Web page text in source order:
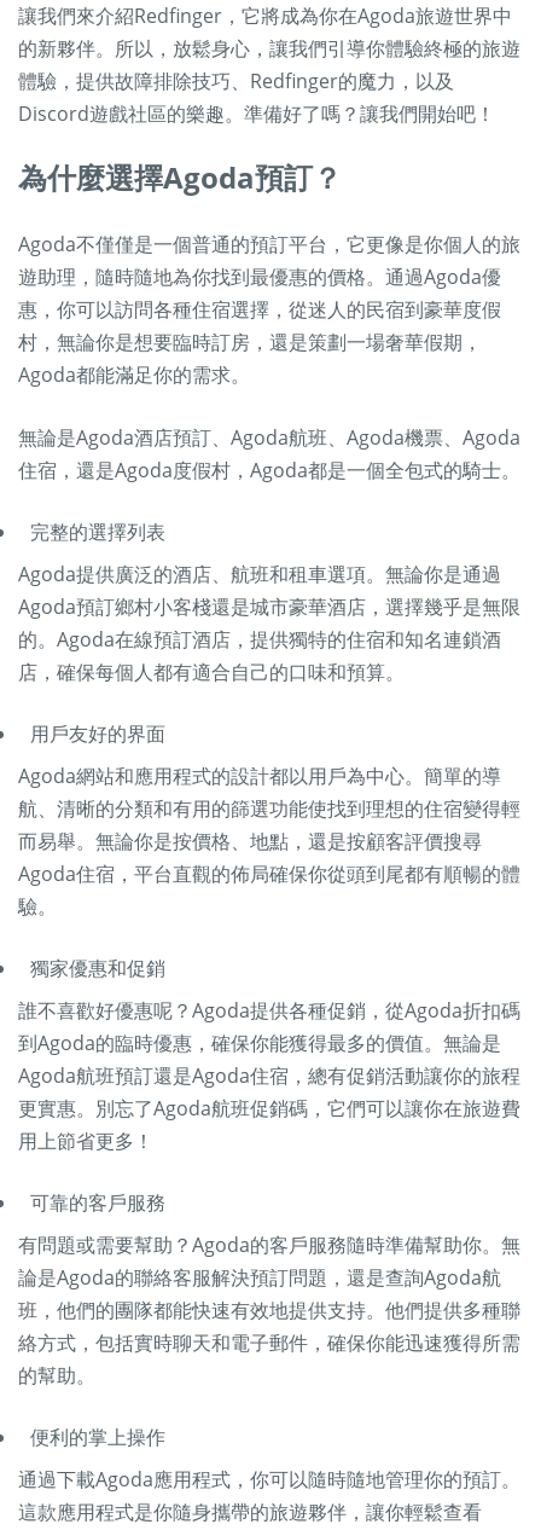
讓我們來介紹Redfinger，它將成為你在Agoda旅遊世界中
的新夥伴。所以，放鬆身心，讓我們引導你體驗終極的旅遊
體驗，提供故障排除技巧、Redfinger的魔力，以及
Discord遊戲社區的樂趣。準備好了嗎？讓我們開始吧！
為什麼選擇Agoda預訂？
Agoda不僅僅是一個普通的預訂平台，它更像是你個人的旅
遊助理，隨時隨地為你找到最優惠的價格。通過Agoda優
惠，你可以訪問各種住宿選擇，從迷人的民宿到豪華度假
村，無論你是想要臨時訂房，還是策劃一場奢華假期，
Agoda都能滿足你的需求。
無論是Agoda酒店預訂、Agoda航班、Agoda機票、Agoda
住宿，還是Agoda度假村，Agoda都是一個全包式的騎士。
完整的選擇列表
Agoda提供廣泛的酒店、航班和租車選項。無論你是通過
Agoda預訂鄉村小客棧還是城市豪華酒店，選擇幾乎是無限
的。Agoda在線預訂酒店，提供獨特的住宿和知名連鎖酒
店，確保每個人都有適合自己的口味和預算。
用戶友好的界面
Agoda網站和應用程式的設計都以用戶為中心。簡單的導
航、清晰的分類和有用的篩選功能使找到理想的住宿變得輕
而易舉。無論你是按價格、地點，還是按顧客評價搜尋
Agoda住宿，平台直觀的佈局確保你從頭到尾都有順暢的體
驗。
獨家優惠和促銷
誰不喜歡好優惠呢？Agoda提供各種促銷，從Agoda折扣碼
到Agoda的臨時優惠，確保你能獲得最多的價值。無論是
Agoda航班預訂還是Agoda住宿，總有促銷活動讓你的旅程
更實惠。別忘了Agoda航班促銷碼，它們可以讓你在旅遊費
用上節省更多！
可靠的客戶服務
有問題或需要幫助？Agoda的客戶服務隨時準備幫助你。無
論是Agoda的聯絡客服解決預訂問題，還是查詢Agoda航
班，他們的團隊都能快速有效地提供支持。他們提供多種聯
絡方式，包括實時聊天和電子郵件，確保你能迅速獲得所需
的幫助。
便利的掌上操作
通過下載Agoda應用程式，你可以隨時隨地管理你的預訂。
這款應用程式是你隨身攜帶的旅遊夥伴，讓你輕鬆查看